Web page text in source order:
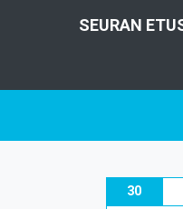
SEURAN
30